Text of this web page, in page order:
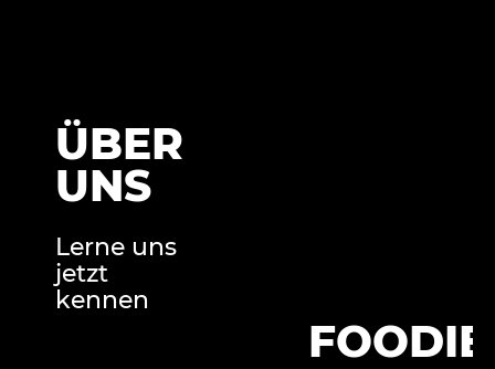
ÜBER
UNS
Lerne uns
jetzt
kennen